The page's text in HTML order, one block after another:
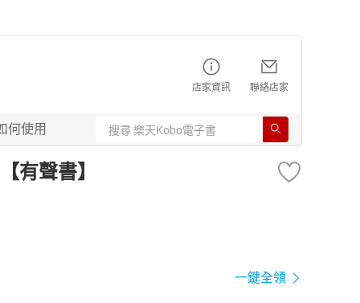
店家資訊 聯絡店家
何使用
有聲書】
一鍵全領